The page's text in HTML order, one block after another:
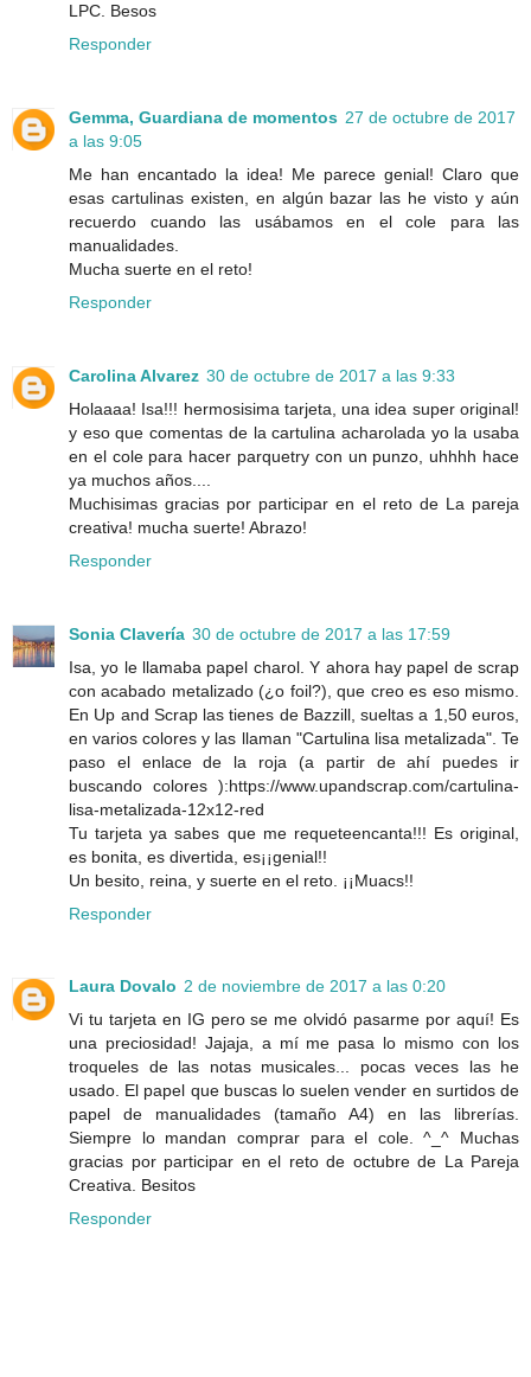
LPC. Besos
Responder
Gemma, Guardiana de momentos 27 de octubre de 2017
a las 9:05
Me han encantado la idea! Me parece genial! Claro que
esas cartulinas existen, en algún bazar las he visto y aún
recuerdo cuando las usábamos en el cole para las
manualidades.
Mucha suerte en el reto!
Responder
Carolina Alvarez 30 de octubre de 2017 a las 9:33
Holaaaa! Isa!!! hermosisima tarjeta, una idea super original!
y eso que comentas de la cartulina acharolada yo la usaba
en el cole para hacer parquetry con un punzo, uhhhh hace
ya muchos años....
Muchisimas gracias por participar en el reto de La pareja
creativa! mucha suerte! Abrazo!
Responder
Sonia Clavería 30 de octubre de 2017 a las 17:59
Isa, yo le llamaba papel charol. Y ahora hay papel de scrap
con acabado metalizado (¿o foil?), que creo es eso mismo.
En Up and Scrap las tienes de Bazzill, sueltas a 1,50 euros,
en varios colores y las llaman "Cartulina lisa metalizada". Te
paso el enlace de la roja (a partir de ahí puedes ir
buscando colores ):https://www.upandscrap.com/cartulina-
lisa-metalizada-12x12-red
Tu tarjeta ya sabes que me requeteencanta!!! Es original,
es bonita, es divertida, es¡¡genial!!
Un besito, reina, y suerte en el reto. ¡¡Muacs!!
Responder
Laura Dovalo 2 de noviembre de 2017 a las 0:20
Vi tu tarjeta en IG pero se me olvidó pasarme por aquí! Es
una preciosidad! Jajaja, a mí me pasa lo mismo con los
troqueles de las notas musicales... pocas veces las he
usado. El papel que buscas lo suelen vender en surtidos de
papel de manualidades (tamaño A4) en las librerías.
Siempre lo mandan comprar para el cole. ^_^ Muchas
gracias por participar en el reto de octubre de La Pareja
Creativa. Besitos
Responder